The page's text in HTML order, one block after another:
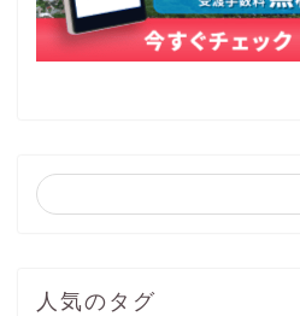
人気のタグ